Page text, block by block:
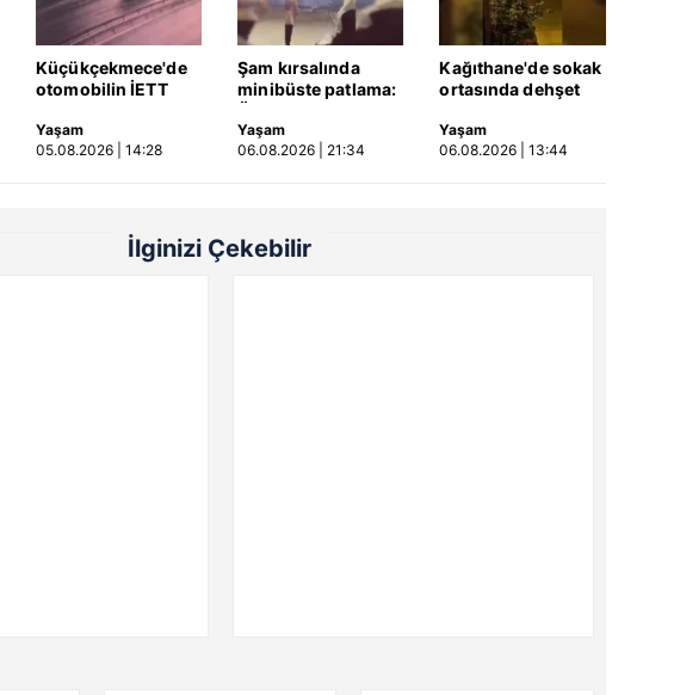
Küçükçekmece'de
otomobilin İETT
kaza kamerada |
Video
Yaşam
05.08.2026 | 14:28
Şam kırsalında
minibüste patlama:
Yaşam
06.08.2026 | 21:34
Kağıthane'de sokak
ortasında dehşet
sevgilisi ile erkek
arkadaşını silahla
Yaşam
06.08.2026 | 13:44
İlginizi Çekebilir